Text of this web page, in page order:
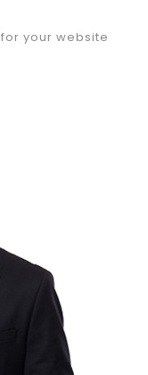
your website